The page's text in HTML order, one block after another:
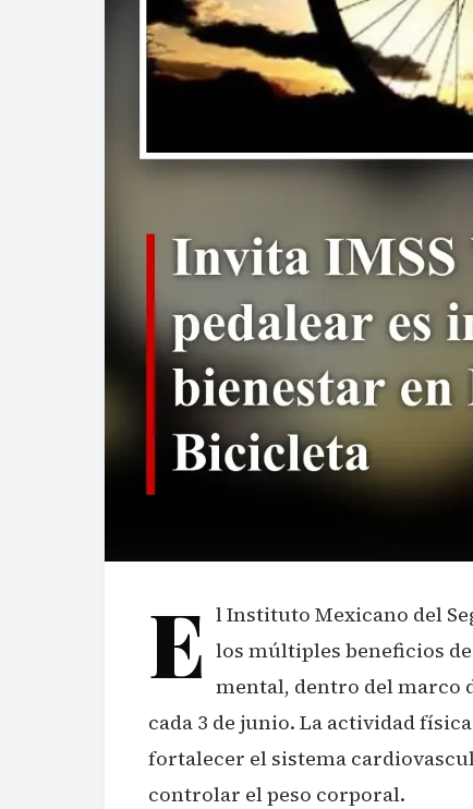
E l Instituto Mexicano del
los múltiples beneficios
mental, dentro del marco
cada 3 de junio. La actividad
fortalecer el sistema
controlar el peso corporal.